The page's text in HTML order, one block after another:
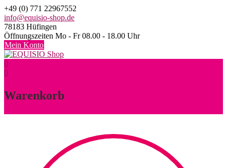
Skip
to
content
+49 (0) 771 22967552
info@equisio-shop.de
78183 Hüfingen
Öffnungszeiten Mo - Fr 08.00 - 18.00 Uhr
Mein Konto
0
0
Warenkorb